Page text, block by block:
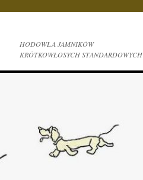
HODOWLA JAMNIKÓW
KRÓTKOWŁOSYCH STANDARDOWYCH